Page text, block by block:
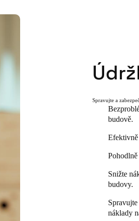
Spravujte a
budově.
Snižte
budovy.
náklady